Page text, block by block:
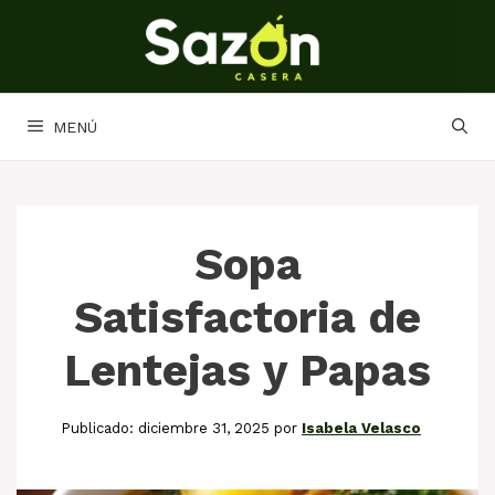
MENÚ
Sopa
Satisfactoria de
Lentejas y Papas
diciembre 31, 2025 por Isabela Velasco